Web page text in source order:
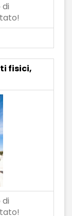
fisici,